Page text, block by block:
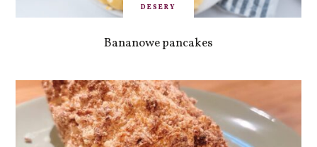
DESERY
Bananowe pancakes